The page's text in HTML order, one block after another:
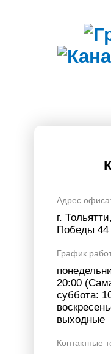
Адрес офиса:
г.
Победы 44
График
20:00
суббота:
выходные
Контактные